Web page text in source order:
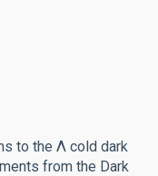
to the Λ cold dark
from the Dark